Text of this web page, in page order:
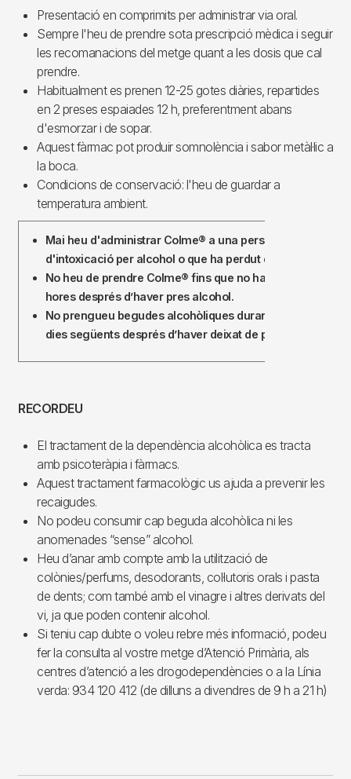
Presentació en comprimits per administrar via oral.
Sempre l'heu de prendre sota prescripció mèdica i seguir
les recomanacions del metge quant a les dosis que cal
prendre.
Habitualment es prenen 12-25 gotes diàries, repartides
en 2 preses espaiades 12 h, preferentment abans
d'esmorzar i de sopar.
Aquest fàrmac pot produir somnolència i sabor metàl·lic a
la boca.
Condicions de conservació: l'heu de guardar a
temperatura ambient.
Mai heu d'administrar Colme® a una persona en estat
d'intoxicació per alcohol o que ha perdut el coneixement.
No heu de prendre Colme® fins que no hagin passat
hores després d’haver pres alcohol.
No prengueu begudes alcohòliques durant el tractament
dies següents després d’haver deixat de prendre el
RECORDEU
El tractament de la dependència alcohòlica es tracta
amb psicoteràpia i fàrmacs.
Aquest tractament farmacològic us ajuda a prevenir les
recaigudes.
No podeu consumir cap beguda alcohòlica ni les
anomenades “sense” alcohol.
Heu d’anar amb compte amb la utilització de
colònies/perfums, desodorants, col·lutoris orals i pasta
de dents; com també amb el vinagre i altres derivats del
vi, ja que poden contenir alcohol.
Si teniu cap dubte o voleu rebre més informació, podeu
fer la consulta al vostre metge d’Atenció Primària, als
centres d’atenció a les drogodependències o a la Línia
verda: 934 120 412 (de dilluns a divendres de 9 h a 21 h)